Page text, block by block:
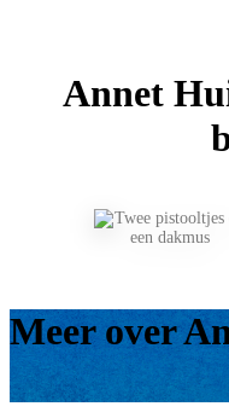
Annet
Meer over